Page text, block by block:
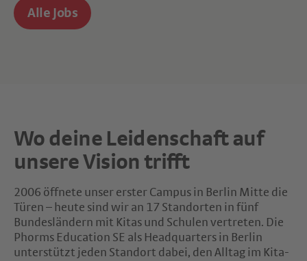
Alle Jobs
Wo deine Leidenschaft auf
unsere Vision trifft
2006 öffnete unser erster Campus in Berlin Mitte die
Türen – heute sind wir an 17 Standorten in fünf
Bundesländern mit Kitas und Schulen vertreten. Die
Phorms Education SE als Headquarters in Berlin
unterstützt jeden Standort dabei, den Alltag im Kita-